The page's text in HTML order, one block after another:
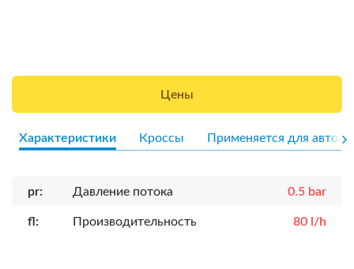
Цены
Характеристики Кроссы Применяется для авто
pr: Давление потока 0.5 bar
fl: Производительность 80 l/h